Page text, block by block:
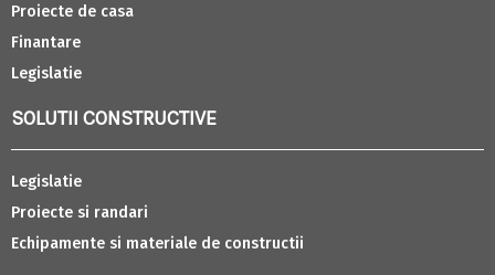
Proiecte de casa
Finantare
Legislatie
SOLUTII CONSTRUCTIVE
Legislatie
Proiecte si randari
Echipamente si materiale de constructii